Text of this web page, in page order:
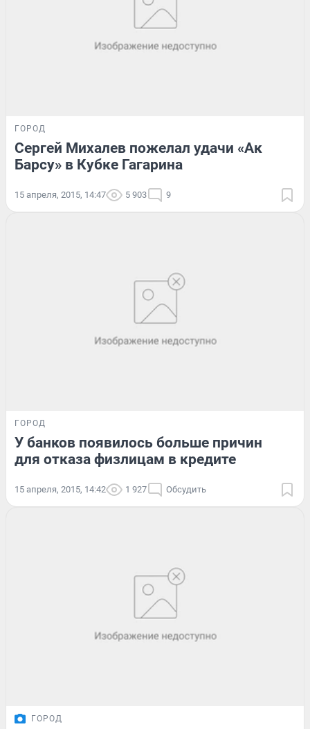
ГОРОД
Сергей Михалев пожелал удачи «Ак
Барсу» в Кубке Гагарина
15 апреля, 2015, 14:47 5 903 9
ГОРОД
У банков появилось больше причин
для отказа физлицам в кредите
15 апреля, 2015, 14:42 1 927 Обсудить
ГОРОД